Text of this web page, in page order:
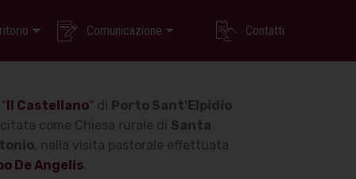
Il Castellano" di Porto Sant'Elpidio
come Chiesa rurale di Santa
, nella visita pastorale effettuata
De Angelis.
Comunicazione Contatti